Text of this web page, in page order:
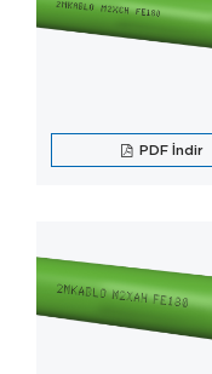
PDF İndir